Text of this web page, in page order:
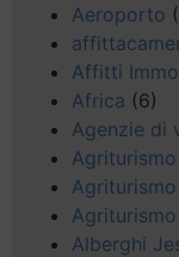
Aeroporto
Affitti
Africa (6)
Agenzie di
Agriturismo
Alberghi